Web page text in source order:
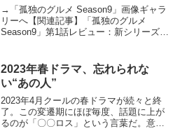
バレあり）
→「孤独のグルメ Season9」画像ギャラ
リーへ【関連記事】「孤独のグルメ
Season9」第1話レビュー：新シリーズ開
ルメ Season9」第2話レビュー：まさか
の...
2023年春ドラマ、忘れられな
い“あの人”
2023年4月クールの春ドラマが続々と終
了。この変遷期にほぼ毎度、話題に上が
るのが「〇〇ロス」という言葉だ。意味